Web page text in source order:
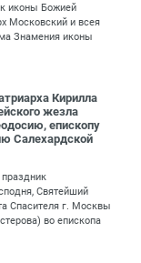
иконы Божией
Московский и всея
Знамения иконы
Кирилла
жезла
епископу
Салехардской
праздник
Святейший
Спасителя г. Москвы
во епископа